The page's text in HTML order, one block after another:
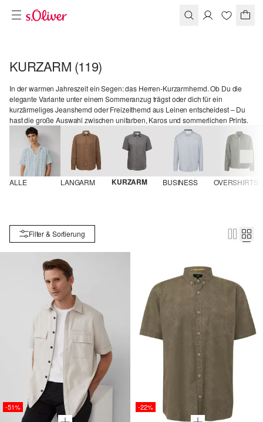
KURZARM (119)
In der warmen Jahreszeit ein Segen: das Herren-Kurzarmhemd. Ob Du die
elegante Variante unter einem Sommeranzug trägst oder dich für ein
kurzärmeliges Jeanshemd oder Freizeithemd aus Leinen entscheidest – Du
hast die große Auswahl zwischen unifarben, Karos und sommerlichen Prints.
ALLE LANGARM KURZARM BUSINESS OVERSHIRTS
Filter & Sortierung
-51% -22%